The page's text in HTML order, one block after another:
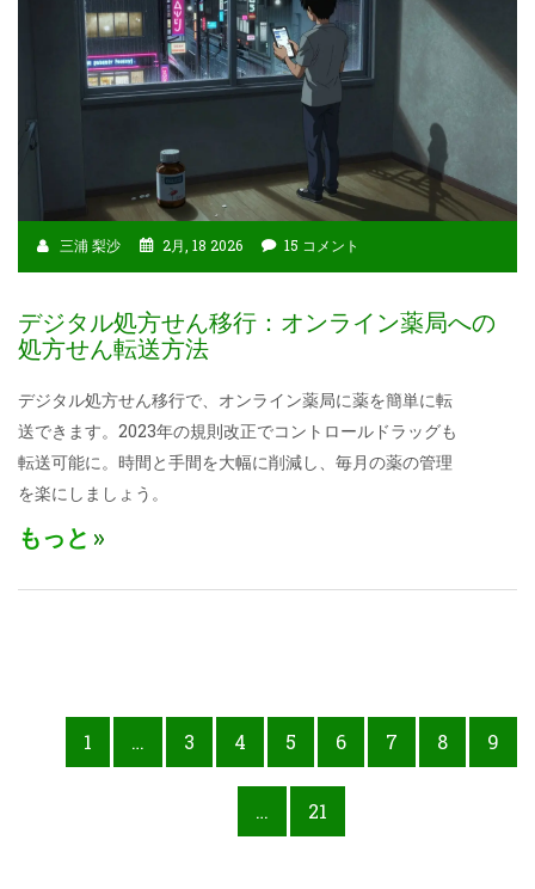
三浦 梨沙 2月, 18 2026 15 コメント
デジタル処方せん移行：オンライン薬局への
処方せん転送方法
デジタル処方せん移行で、オンライン薬局に薬を簡単に転
送できます。2023年の規則改正でコントロールドラッグも
転送可能に。時間と手間を大幅に削減し、毎月の薬の管理
を楽にしましょう。
もっと
1 … 3 4 5 6 7 8 9
… 21